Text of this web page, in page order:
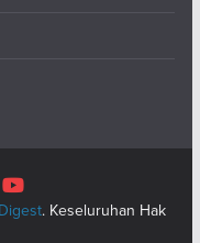
. Keseluruhan Hak